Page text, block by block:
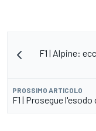
F1 | Alpine:
PROSSIMO ARTICOLO
F1 | Prosegue